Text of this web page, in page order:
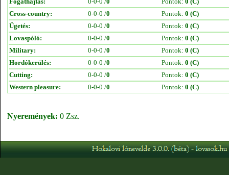
Cross-country:
0-0-0 /0 Pontok: 0 (C)
Ügetés:
0-0-0 /0 Pontok: 0 (C)
Lovaspóló:
0-0-0 /0 Pontok: 0 (C)
Military:
0-0-0 /0 Pontok: 0 (C)
Hordókerülés:
0-0-0 /0 Pontok: 0 (C)
Cutting:
0-0-0 /0 Pontok: 0 (C)
Western pleasure:
0-0-0 /0 Pontok: 0 (C)
Nyeremények: 0 Zsz.